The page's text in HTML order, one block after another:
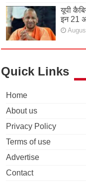
यूपी
इन 21
Quick Links
Home
About us
Privacy Policy
Terms of use
Advertise
Contact